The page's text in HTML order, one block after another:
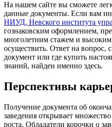
На нашем сайте вы сможете
данные документы. Если вам
НИУД, Невского института
гознаковским оформлением,
многолетним стажем и
осуществить. Ответ на вопрос,
документ или где купить
знаний, найден именно здесь.
Перспективы
Получение документа об
заведения открывает
роста. Обладатели корочки о